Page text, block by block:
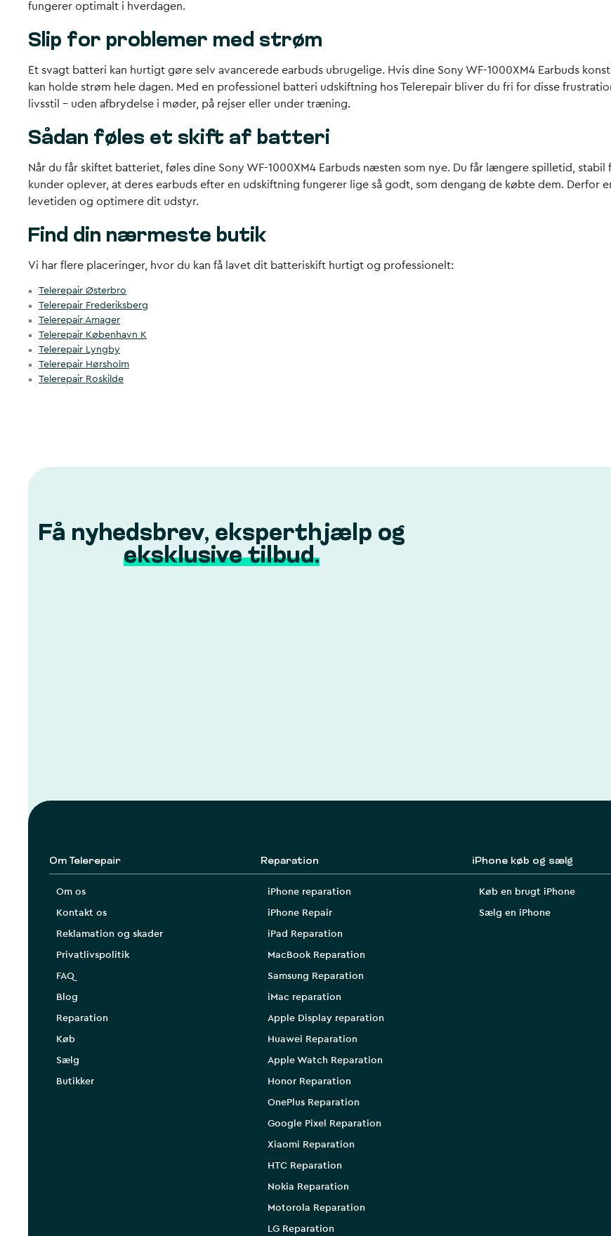
fungerer optimalt i hverdagen.
Slip for problemer med strøm
Et svagt batteri kan hurtigt gøre selv avancerede earbuds ubrugelige. Hvis dine Sony WF-1000XM4 Earbuds
kan holde strøm hele dagen. Med en professionel batteri udskiftning hos Telerepair bliver du fri for disse
livsstil – uden afbrydelse i møder, på rejser eller under træning.
Sådan føles et skift af batteri
Når du får skiftet batteriet, føles dine Sony WF-1000XM4 Earbuds næsten som nye. Du får længere spilletid,
kunder oplever, at deres earbuds efter en udskiftning fungerer lige så godt, som dengang de købte dem.
levetiden og optimere dit udstyr.
Find din nærmeste butik
Vi har flere placeringer, hvor du kan få lavet dit batteriskift hurtigt og professionelt:
Telerepair Østerbro
Telerepair Frederiksberg
Telerepair Amager
Telerepair København K
Telerepair Lyngby
Telerepair Hørsholm
Telerepair Roskilde
Få nyhedsbrev, eksperthjælp og
eksklusive tilbud.
Om Telerepair
Om os
Kontakt os
Reklamation og skader
Privatlivspolitik
FAQ
Blog
Reparation
Køb
Sælg
Butikker
Reparation
iPhone reparation
iPhone Repair
iPad Reparation
MacBook Reparation
Samsung Reparation
iMac reparation
Apple Display reparation
Huawei Reparation
Apple Watch Reparation
Honor Reparation
OnePlus Reparation
Google Pixel Reparation
Xiaomi Reparation
HTC Reparation
Nokia Reparation
Motorola Reparation
LG Reparation
iPhone køb og sælg
Køb en brugt iPhone
Sælg en iPhone